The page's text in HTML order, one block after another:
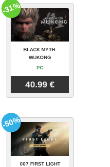
BLACK MYTH:
WUKONG
PC
40.99 €
-31%
007 FIRST LIGHT
-50%